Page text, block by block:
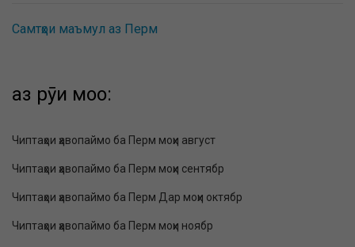
Самтҳои маъмул аз Перм
аз рӯи моҳҳо:
Чиптаҳои ҳавопаймо ба Перм моҳи август
Чиптаҳои ҳавопаймо ба Перм моҳи сентябр
Чиптаҳои ҳавопаймо ба Перм Дар моҳи октябр
Чиптаҳои ҳавопаймо ба Перм моҳи ноябр